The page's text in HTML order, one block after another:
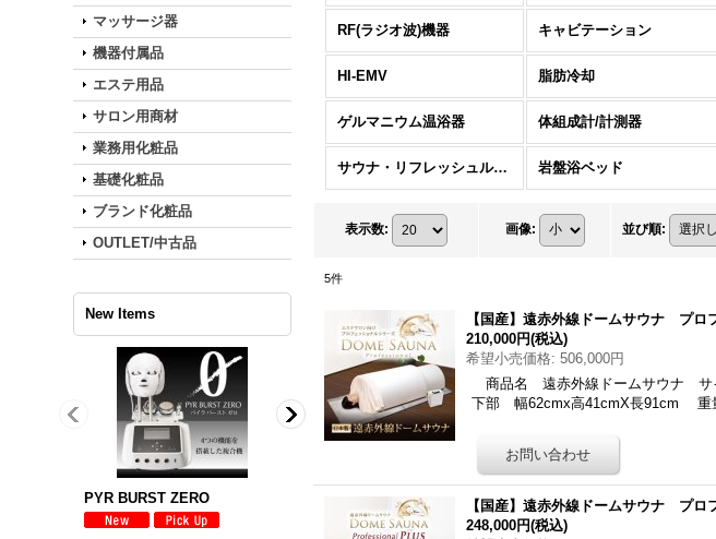
マッサージ器
機器付属品
エステ用品
サロン用商材
業務用化粧品
基礎化粧品
ブランド化粧品
OUTLET/中古品
New Items
スーパーセラムRF+
1,980,000円(税込)
スーパーセラムRF+
1,980,000円(税込)
RF(ラジオ波)機器 キャビテーション
HI-EMV 脂肪冷却
ゲルマニウム温浴器 体組成計/計測器
サウナ・リフレッシュルーム 岩盤浴ベッド
表示数: 画像: 並び順:
5件
【国産】遠赤外線ドームサウナ プロ
210,000円(税込)
希望小売価格: 506,000円
商品名 遠赤外線ドームサウナ
下部 幅62cmx高41cmX長91cm
【国産】遠赤外線ドームサウナ プ
248,000円(税込)